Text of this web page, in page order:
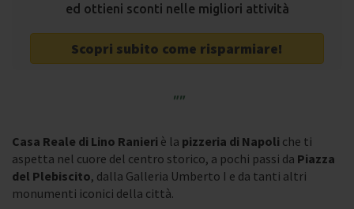
ed ottieni sconti nelle migliori attività
Scopri subito come risparmiare!
Casa Reale di Lino Ranieri è la pizzeria di Napoli che ti
aspetta nel cuore del centro storico, a pochi passi da Piazza
del Plebiscito, dalla Galleria Umberto I e da tanti altri
monumenti iconici della città.